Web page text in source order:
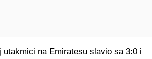
utakmici na Emiratesu slavio sa 3:0 i